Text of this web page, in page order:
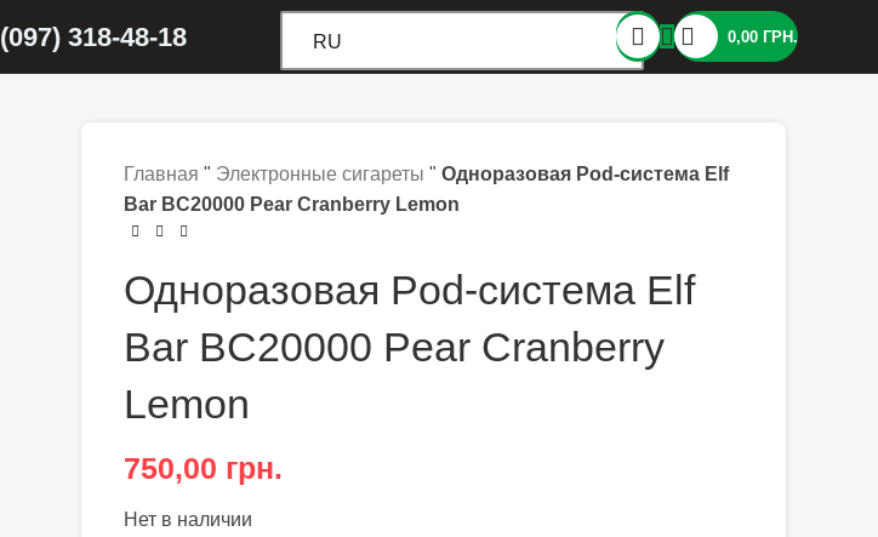
(097) 318-48-18 RU 0,00 ГРН.
Главная " Электронные сигареты " Одноразовая Pod-система Elf
Bar BC20000 Pear Cranberry Lemon
Одноразовая Pod-система Elf
Bar BC20000 Pear Cranberry
Lemon
750,00 грн.
Нет в наличии